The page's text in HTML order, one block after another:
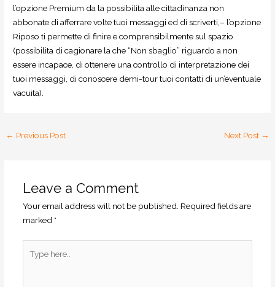
l’opzione Premium da la possibilita alle cittadinanza non
abbonate di afferrare volte tuoi messaggi ed di scriverti,– l’opzione
Riposo ti permette di finire e comprensibilmente sul spazio
(possibilita di cagionare la che “Non sbaglio” riguardo a non
essere incapace, di ottenere una controllo di interpretazione dei
tuoi messaggi, di conoscere demi-tour tuoi contatti di un’eventuale
vacuita).
← Previous Post Next Post →
Leave a Comment
Your email address will not be published. Required fields are
marked *
here..